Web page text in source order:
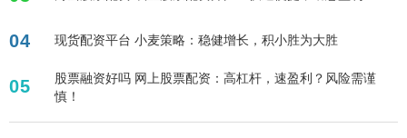
04 现货配资平台 小麦策略：稳健增长，积小胜为大胜
05
股票融资好吗 网上股票配资：高杠杆，速盈利？风险需谨
慎！